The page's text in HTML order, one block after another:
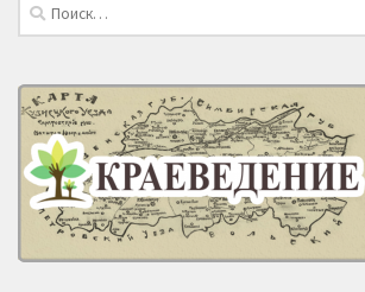
Найти: